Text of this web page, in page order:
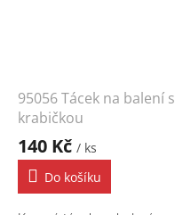
95056 Tácek na balení s
krabičkou
140 Kč / ks
Do košíku